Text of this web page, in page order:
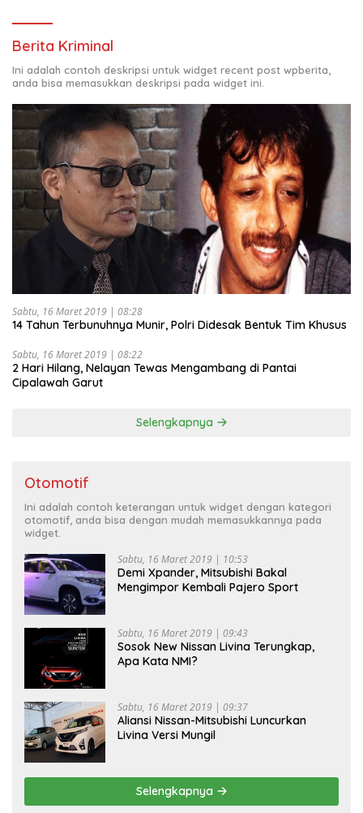
Berita Kriminal
Ini adalah contoh deskripsi untuk widget recent post wpberita,
anda bisa memasukkan deskripsi pada widget ini.
Sabtu, 16 Maret 2019 | 08:28
14 Tahun Terbunuhnya Munir, Polri Didesak Bentuk Tim Khusus
Sabtu, 16 Maret 2019 | 08:22
2 Hari Hilang, Nelayan Tewas Mengambang di Pantai
Cipalawah Garut
Selengkapnya
Otomotif
Ini adalah contoh keterangan untuk widget dengan kategori
otomotif, anda bisa dengan mudah memasukkannya pada
widget.
Sabtu, 16 Maret 2019 | 10:53
Demi Xpander, Mitsubishi Bakal
Mengimpor Kembali Pajero Sport
Sabtu, 16 Maret 2019 | 09:43
Sosok New Nissan Livina Terungkap,
Apa Kata NMI?
Sabtu, 16 Maret 2019 | 09:37
Aliansi Nissan-Mitsubishi Luncurkan
Livina Versi Mungil
Selengkapnya